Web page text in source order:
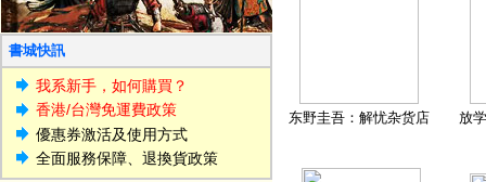
書城快訊
我系新手，如何購買？
香港/台灣免運費政策
優惠券激活及使用方式
全面服務保障、退換貨政策
东野圭吾：解忧杂货店 放